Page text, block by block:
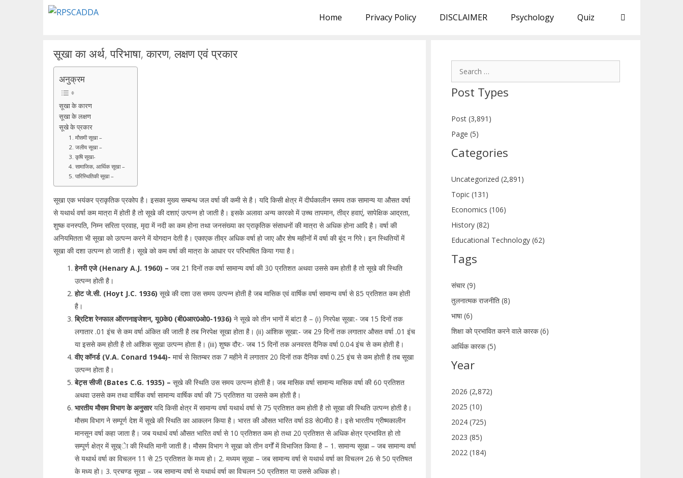
Home Privacy Policy DISCLAIMER Psychology Quiz
सूखा का अर्थ, परिभाषा, कारण, लक्षण एवं प्रकार
अनुक्रम
सूखा के कारण
सूखा के लक्षण
सूखे के प्रकार
1. मौसमी सूखा –
2. जलीय सूखा –
3. कृषि सूखा-
4. सामाजिक, आर्थिक सूखा –
5. पारिस्थितिकी सूखा –
सूखा एक भयंकर प्राकृतिक प्रकोप है। इसका मुख्य सम्बन्ध जल वर्षा की कमी से है। यदि किसी क्षेत्र में दीर्घकालीन समय तक सामान्य या औसत वर्षा
से यथार्थ वर्षा कम मात्रा में होती है तो सूखे की दशाएं उत्पन्न हो जाती है। इसके अलावा अन्य कारको में उच्च तापमान, तीव्र हवाएं, सापेक्षिक आद्रता,
शुष्क वनस्पति, निम्न सरिता प्रवाह, मृदा में नदी का कम होना तथा जनसंख्या का प्राकृतिक संसाधनों की मात्रा से अधिक होना आदि है। वर्षा की
अनियमितता भी सूखा को उत्पन्न करने में योगदान देती है। एकाएक तीव्र अधिक वर्षा हो जाए और शेष महीनों में वर्षा की बूंद न गिरे। इन स्थितियों में
सूखा की दशा उत्पन्न हो जाती है। सूखे को कम वर्षा की मात्रा के आधार पर परिभाषित किया गया है।
हेनरी एजे (Henary A.J. 1960) – जब 21 दिनों तक वर्षा सामान्य वर्षा की 30 प्रतिशत अथवा उससे कम होती है तो सूखे की स्थिति
उत्पन्न होती है।
होट जे.सी. (Hoyt J.C. 1936) सूखे की दशा उस समय उत्पन्न होती है जब मासिक एवं वार्षिक वर्षा सामान्य वर्षा से 85 प्रतिशत कम होती
है।
ब्रिटिश रेनफाल ऑरगनाइजेशन, यू0के0 (बी0आर0ओ0-1936) ने सूखे को तीन भागों में बांटा है – (i) निरपेक्ष सूखा:- जब 15 दिनों तक
लगातार .01 इंच से कम वर्षा अंकित की जाती है तब निरपेक्ष सूखा होता है। (ii) आंशिक सूखा:- जब 29 दिनों तक लगातार औसत वर्षा .01 इंच
या इससे कम होती है तो आंशिक सूखा उत्पन्न होता है। (iii) शुष्क दौर:- जब 15 दिनों तक अनवरत दैनिक वर्षा 0.04 इंच से कम होती है।
वीए कॉनर्ड (V.A. Conard 1944)- मार्च से सितम्बर तक 7 महीने में लगातार 20 दिनों तक दैनिक वर्षा 0.25 इंच से कम होती है तब सूखा
उत्पन्न होता है।
बेट्स सीजी (Bates C.G. 1935) – सूखे की स्थिति उस समय उत्पन्न होती है। जब मासिक वर्षा सामान्य मासिक वर्षा की 60 प्रतिशत
अथवा उससे कम तथा वार्षिक वर्षा सामान्य वार्षिक वर्षा की 75 प्रतिशत या उससे कम होती है।
भारतीय मौसम विभाग के अनुसारयदि किसी क्षेत्र में सामान्य वर्षा यथार्थ वर्षा से 75 प्रतिशत कम होती है तो सूखा की स्थिति उत्पन्न होती है।
मौसम विभाग ने सम्पूर्ण देश में सूखे की स्थिति का आकलन किया है। भारत की औसत भारित वर्षा 88 से0मी0 है। इसे भारतीय ग्रीष्मकालीन
मानसून वर्षा कहा जाता है। जब यथार्थ वर्षा औसत भारित वर्षा से 10 प्रतिशत कम हो तथा 20 प्रतिशत से अधिक क्षेत्र प्रभावित हो तो
सम्पूर्ण क्षेत्र में सूख्ेा की स्थिति मानी जाती है। मौसम विभाग ने सूखा को तीन वर्गों में विभाजित किया है – 1. सामान्य सूखा – जब सामान्य वर्षा
से यथार्थ वर्षा का विचलन 11 से 25 प्रतिशत के मध्य हो। 2. मध्यम सूखा – जब सामान्य वर्षा से यथार्थ वर्षा का विचलन 26 से 50 प्रतिषत
के मध्य हो। 3. प्रचण्ड सूखा – जब सामान्य वर्षा से यथार्थ वर्षा का विचलन 50 प्रतिशत या उससे अधिक हो।
Post Types
Post (3,891)
Page (5)
Categories
Uncategorized (2,891)
Topic (131)
Economics (106)
History (82)
Educational Technology (62)
Tags
संचार (9)
तुलनात्मक राजनीति (8)
भाषा (6)
शिक्षा को प्रभावित करने वाले कारक (6)
आर्थिक कारक (5)
Year
2026 (2,872)
2025 (10)
2024 (725)
2023 (85)
2022 (184)